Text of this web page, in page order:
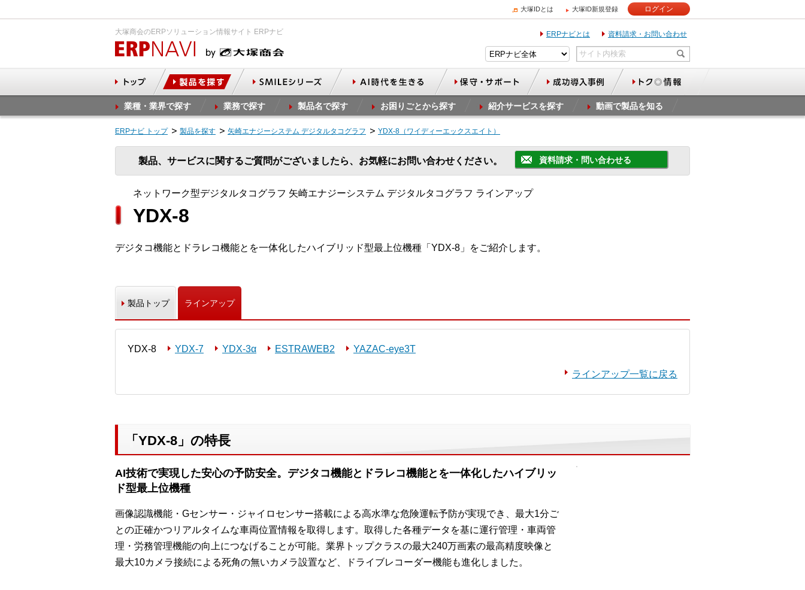
大塚IDとは 大塚ID新規登録 ログイン
大塚商会のERPソリューション情報サイト ERPナビ ERPナビとは 資料請求・お問い合わせ
業種・業界で探す 業務で探す 製品名で探す お困りごとから探す 紹介サービスを探す 動画で製品を知る
ERPナビ トップ 製品を探す 矢崎エナジーシステム デジタルタコグラフ YDX-8（ワイディーエックスエイト）
製品、サービスに関するご質問がございましたら、お気軽にお問い合わせください。 資料請求・問い合わせる
ネットワーク型デジタルタコグラフ 矢崎エナジーシステム デジタルタコグラフ ラインアップ
YDX-8
デジタコ機能とドラレコ機能とを一体化したハイブリッド型最上位機種「YDX-8」をご紹介します。
製品トップ ラインアップ
YDX-8 YDX-7 YDX-3α ESTRAWEB2 YAZAC-eye3T
ラインアップ一覧に戻る
「YDX-8」の特長
AI技術で実現した安心の予防安全。デジタコ機能とドラレコ機能とを一体化したハイブリッ
ド型最上位機種
画像認識機能・Gセンサー・ジャイロセンサー搭載による高水準な危険運転予防が実現でき、最大1分ご
との正確かつリアルタイムな車両位置情報を取得します。取得した各種データを基に運行管理・車両管
理・労務管理機能の向上につなげることが可能。業界トップクラスの最大240万画素の最高精度映像と
最大10カメラ接続による死角の無いカメラ設置など、ドライブレコーダー機能も進化しました。